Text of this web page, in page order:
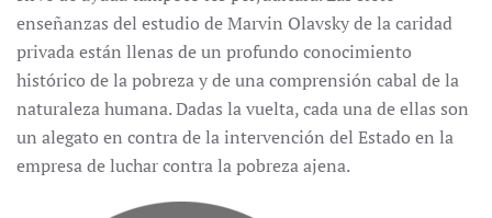
enseñanzas del estudio de Marvin Olavsky de la caridad
privada están llenas de un profundo conocimiento
histórico de la pobreza y de una comprensión cabal de la
naturaleza humana. Dadas la vuelta, cada una de ellas son
un alegato en contra de la intervención del Estado en la
empresa de luchar contra la pobreza ajena.